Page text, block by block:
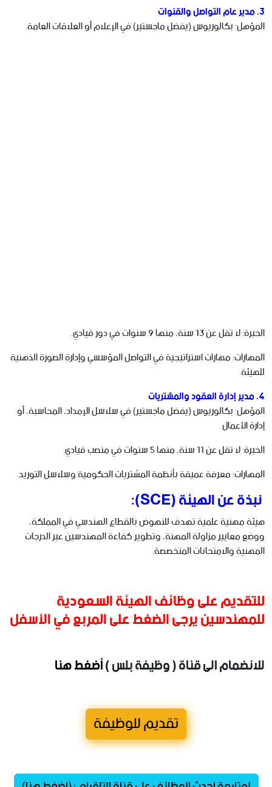
3. مدير عام التواصل والقنوات
المؤهل: بكالوريوس (يفضل ماجستير) في الإعلام أو العلاقات العامة.
الخبرة: لا تقل عن 13 سنة، منها 9 سنوات في دور قيادي.
المهارات: مهارات استراتيجية في التواصل المؤسسي وإدارة الصورة الذهنية
للهيئة.
4. مدير إدارة العقود والمشتريات
المؤهل: بكالوريوس (يفضل ماجستير) في سلاسل الإمداد، المحاسبة، أو
إدارة الأعمال.
الخبرة: لا تقل عن 11 سنة، منها 5 سنوات في منصب قيادي.
المهارات: معرفة عميقة بأنظمة المشتريات الحكومية وسلاسل التوريد.
نبذة عن الهيئة (SCE):
هيئة مهنية علمية تهدف للنهوض بالقطاع الهندسي في المملكة،
ووضع معايير مزاولة المهنة، وتطوير كفاءة المهندسين عبر الدرجات
المهنية والامتحانات المتخصصة.
للتقديم على وظائف الهيئة السعودية
للمهندسين يرجى الضغط على المربع في الأسفل
للانضمام الى قناة ( وظيفة بلس )أضغط هنا
تقديم للوظيفة